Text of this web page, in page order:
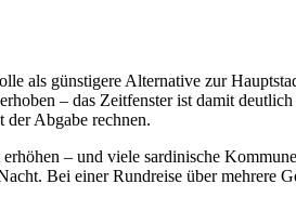
als günstigere Alternative zur
– das Zeitfenster ist damit
Abgabe rechnen.
– und viele sardinische
Bei einer Rundreise über mehrere